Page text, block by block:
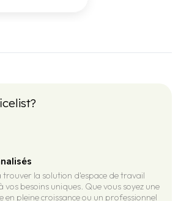
trouver la solution d'espace de travail
besoins uniques. Que vous soyez une
en pleine croissance ou un professionnel